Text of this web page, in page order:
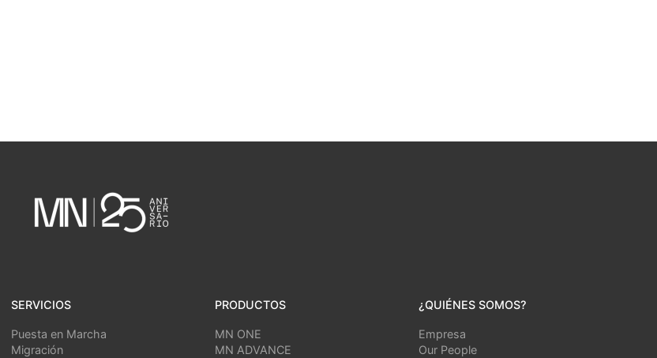
SERVICIOS
Puesta en Marcha
Migración
PRODUCTOS
MN ONE
MN ADVANCE
¿QUIÉNES SOMOS?
Empresa
Our People